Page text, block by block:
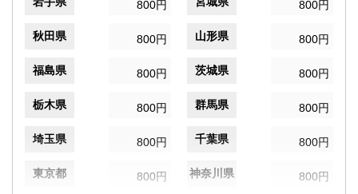
800円 800円
秋田県 800円 山形県 800円
福島県 800円 茨城県 800円
栃木県 800円 群馬県 800円
埼玉県 800円 千葉県 800円
東京都 800円 神奈川県 800円